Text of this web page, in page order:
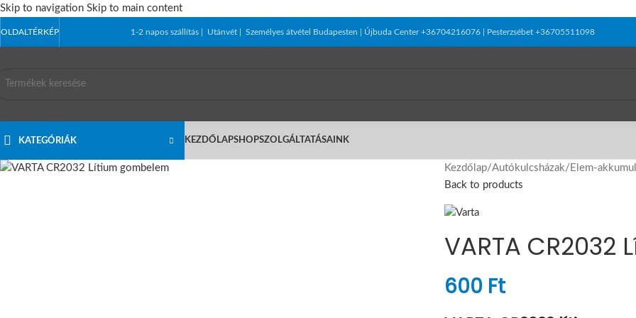
Skip to navigation Skip to main content
OLDALTÉRKÉP 1-2 napos szállítás | Utánvét | Személyes átvétel Budapesten | Újbuda Center +36704216076 | Pesterzsébet +36705511098
KATEGÓRIÁK KEZDŐLAPSHOPSZOLGÁLTATÁSAINK
Kezdőlap/Autókulcsházak/ Elem-
Back to products
VARTA
600 Ft